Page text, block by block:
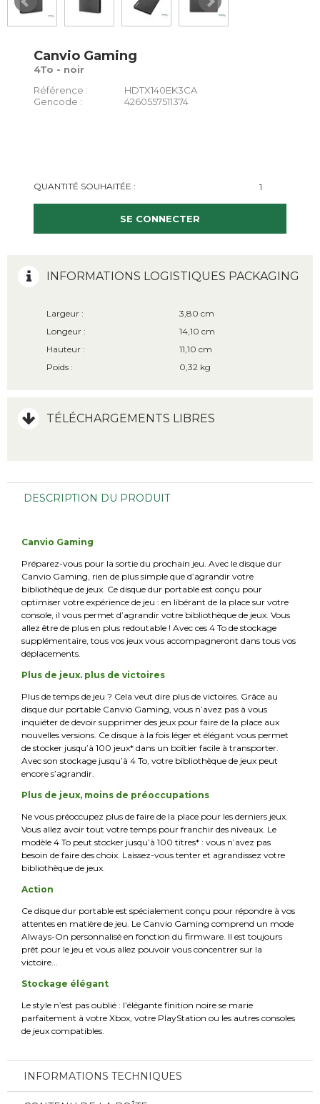
Canvio Gaming
4To - noir
Référence :
HDTX140EK3CA
Gencode :
4260557511374
QUANTITÉ SOUHAITÉE :
SE CONNECTER
INFORMATIONS LOGISTIQUES PACKAGING
Largeur :
3,80 cm
Longeur :
14,10 cm
Hauteur :
11,10 cm
Poids :
0,32 kg
TÉLÉCHARGEMENTS LIBRES
DESCRIPTION DU PRODUIT
Canvio Gaming
Préparez-vous pour la sortie du prochain jeu. Avec le disque dur
Canvio Gaming, rien de plus simple que d’agrandir votre
bibliothèque de jeux. Ce disque dur portable est conçu pour
optimiser votre expérience de jeu : en libérant de la place sur votre
console, il vous permet d’agrandir votre bibliothèque de jeux. Vous
allez être de plus en plus redoutable ! Avec ces 4 To de stockage
supplémentaire, tous vos jeux vous accompagneront dans tous vos
déplacements.
Plus de jeux. plus de victoires
Plus de temps de jeu ? Cela veut dire plus de victoires. Grâce au
disque dur portable Canvio Gaming, vous n’avez pas à vous
inquiéter de devoir supprimer des jeux pour faire de la place aux
nouvelles versions. Ce disque à la fois léger et élégant vous permet
de stocker jusqu’à 100 jeux* dans un boîtier facile à transporter.
Avec son stockage jusqu’à 4 To, votre bibliothèque de jeux peut
encore s’agrandir.
Plus de jeux, moins de préoccupations
Ne vous préoccupez plus de faire de la place pour les derniers jeux.
Vous allez avoir tout votre temps pour franchir des niveaux. Le
modèle 4 To peut stocker jusqu’à 100 titres* : vous n’avez pas
besoin de faire des choix. Laissez-vous tenter et agrandissez votre
bibliothèque de jeux.
Action
Ce disque dur portable est spécialement conçu pour répondre à vos
attentes en matière de jeu. Le Canvio Gaming comprend un mode
Always-On personnalisé en fonction du firmware. Il est toujours
prêt pour le jeu et vous allez pouvoir vous concentrer sur la
victoire...
Stockage élégant
Le style n’est pas oublié : l’élégante finition noire se marie
parfaitement à votre Xbox, votre PlayStation ou les autres consoles
de jeux compatibles.
INFORMATIONS TECHNIQUES